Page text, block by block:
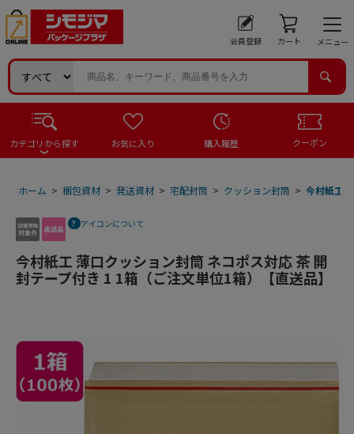
会員登録 カート メニュー
カテゴリから探す お気に入り 購入履歴 クーポン
ホーム > 梱包資材 > 発送資材 > 宅配封筒 > クッション封筒 > 今村紙工
アイコンについて
今村紙工 薄口クッション封筒 ネコポス対応 茶 開
封テープ付き 1 1箱（ご注文単位1箱）【直送品】